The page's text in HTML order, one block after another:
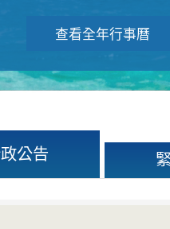
查看全年行事曆
行政公告